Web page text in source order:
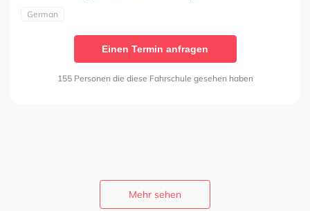
German
Einen Termin anfragen
155 Personen die diese Fahrschule gesehen haben
Mehr sehen